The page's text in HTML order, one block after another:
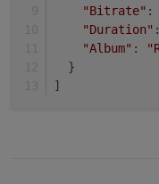
"Bitrate" :
"Duration"
"Album" :
  }
]